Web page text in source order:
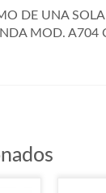
DE UNA
MOD.